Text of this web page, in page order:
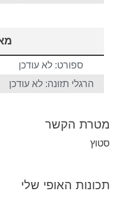
ספורט: לא עודכן
הרגלי תזונה: לא עודכן
מטרת הקשר
סטוץ
תכונות האופי שלי